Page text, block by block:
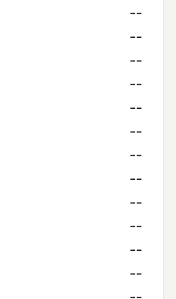
--
--
--
--
--
--
--
--
--
--
--
--